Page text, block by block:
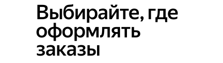
Выбирайте, где
оформлять
заказы